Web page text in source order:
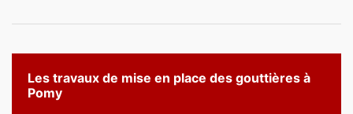
Les travaux de mise en place des gouttières à
Pomy